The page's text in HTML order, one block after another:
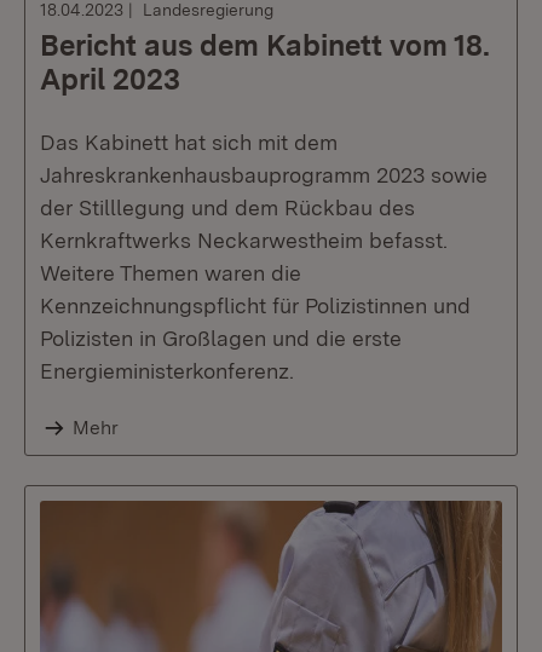
18.04.2023 Landesregierung
Bericht aus dem Kabinett vom 18.
April 2023
Das Kabinett hat sich mit dem
Jahreskrankenhausbauprogramm 2023 sowie
der Stilllegung und dem Rückbau des
Kernkraftwerks Neckarwestheim befasst.
Weitere Themen waren die
Kennzeichnungspflicht für Polizistinnen und
Polizisten in Großlagen und die erste
Energieministerkonferenz.
Mehr